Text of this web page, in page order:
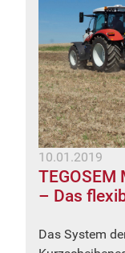
10.01.2019
TEGOSEM
– Das
Das System